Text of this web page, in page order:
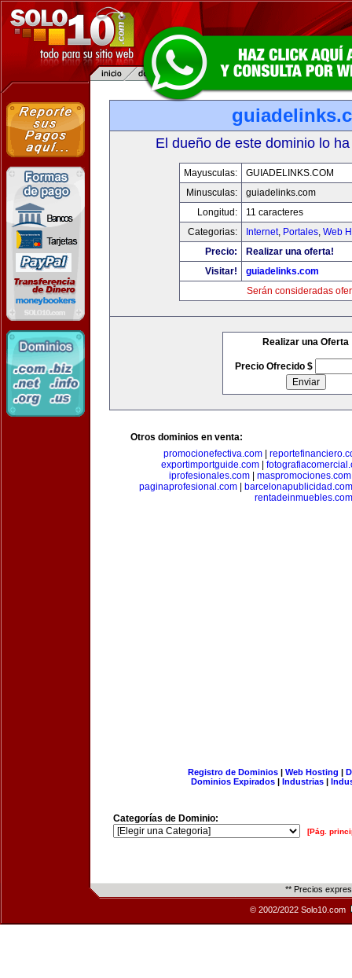
El dueño de este dominio lo
Mayusculas:
GUIADELINKS.COM
Minusculas:
guiadelinks.com
Longitud:
11 caracteres
Categorias:
Internet, Portales, Web
Precio:
Realizar una oferta!
Visitar!
guiadelinks.com
Serán consideradas
Realizar una Oferta
Precio Ofrecido $
Otros dominios en venta:
promocionefectiva.com
exportimportguide.com
iprofesionales.com
maspromociones.com
paginaprofesional.com|
barcelonapublicidad.com
rentadeinmuebles.com
Registro de Dominios| Web Hosting |
Dominios Expirados | Industrias |
Categorías de Dominio:
[Pág.
** Precios
© 2002/2022 Solo10.com